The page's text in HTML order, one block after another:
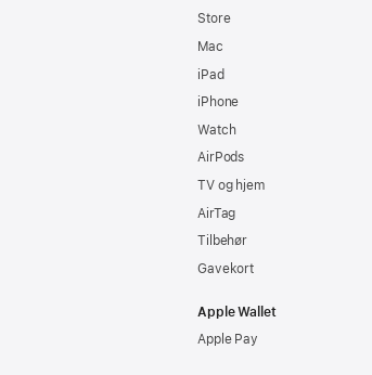
Store
Mac
iPad
iPhone
Watch
AirPods
TV og hjem
AirTag
Tilbehør
Gavekort
Apple Wallet
Apple Pay